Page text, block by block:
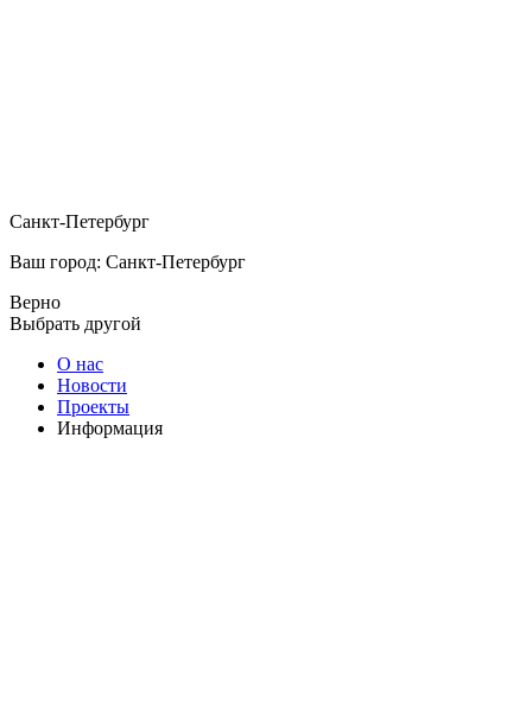
Санкт-Петербург
Ваш город: Санкт-Петербург
Верно
Выбрать другой
О нас
Новости
Проекты
Информация